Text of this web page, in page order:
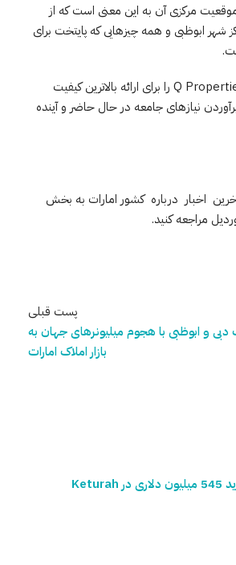
موقعیت مرکزی آن به این معنی است که از
ابوظبی و همه چیزهایی که پایتخت برای
ریم هیلز ماموریت Q Properties را برای ارائه بالاترین کیفیت
نیازهای جامعه در حال حاضر و آینده
اخرین اخبار درباره کشور امارات به بخش
مراجعه کنید.
پست قبلی
و ابوظبی با هجوم میلیونرهای جهان به
بازار املاک امارات
معرفی برج لوکس جدید 545 میلیون دلاری در Keturah